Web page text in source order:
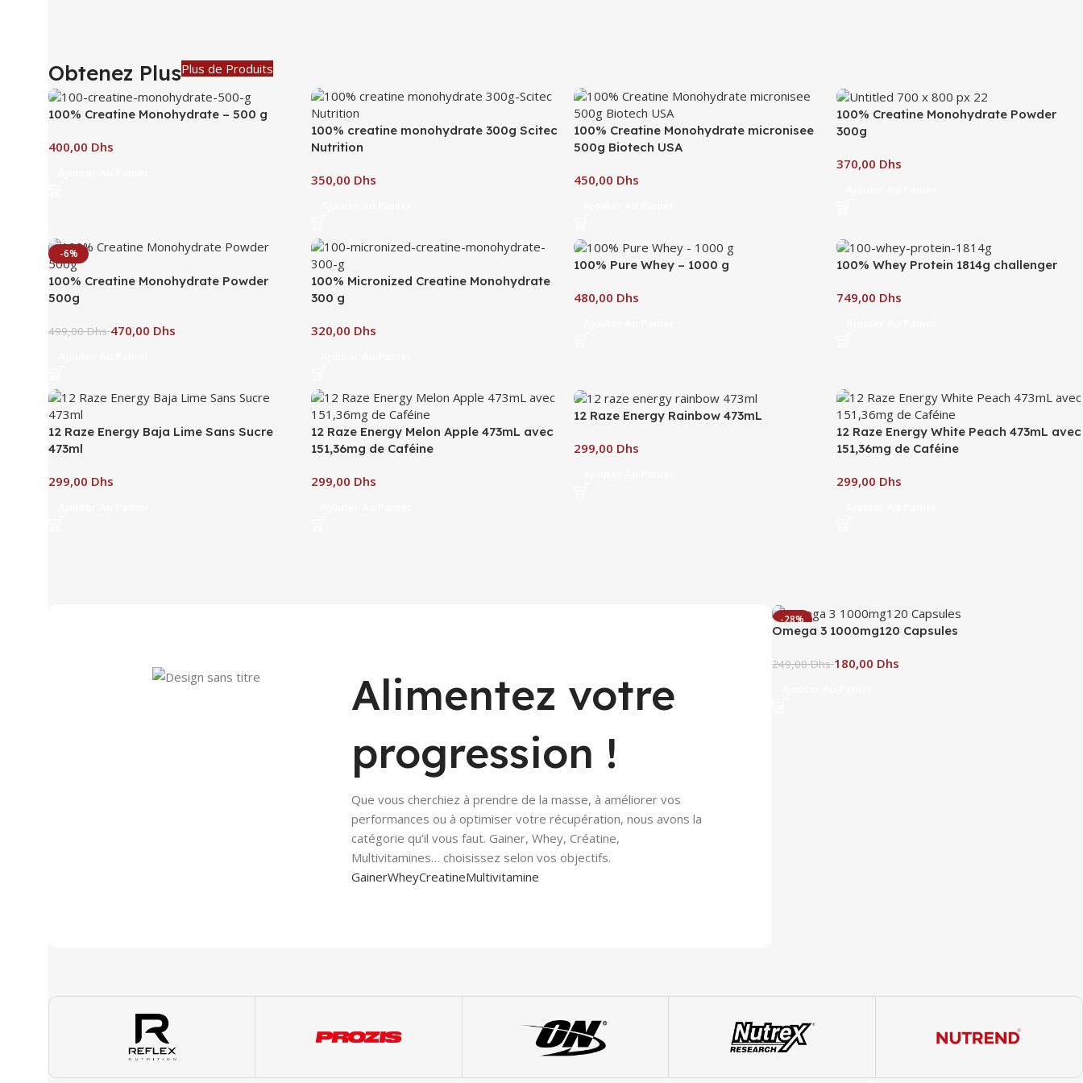
Obtenez PlusPlus de Produits
100% Creatine Monohydrate – 500 g
Dhs
100% creatine monohydrate 300g Scitec
Nutrition
Dhs
100% Creatine Monohydrate micronisee
500g Biotech USA
Dhs
100% Creatine Monohydrate Powder
300g
Dhs
-6%
100% Creatine Monohydrate Powder
500g
499,00Dhs470,00 Dhs
100% Micronized Creatine Monohydrate
300 g
Dhs
100% Pure Whey – 1000 g
Dhs
100% Whey Protein 1814g challenger
Dhs
12 Raze Energy Baja Lime Sans Sucre
473ml
Dhs
12 Raze Energy Melon Apple 473mL avec
151,36mg de Caféine
Dhs
12 Raze Energy Rainbow 473mL
Dhs
12 Raze Energy White Peach 473mL avec
151,36mg de Caféine
Dhs
Alimentez votre
progression !
Que vous cherchiez à prendre de la masse, à améliorer vos
performances ou à optimiser votre récupération, nous avons la
catégorie qu’il vous faut. Gainer, Whey, Créatine,
Multivitamines… choisissez selon vos objectifs.
GainerWheyCreatineMultivitamine
-28%
Omega 3 1000mg120 Capsules
249,00Dhs180,00 Dhs